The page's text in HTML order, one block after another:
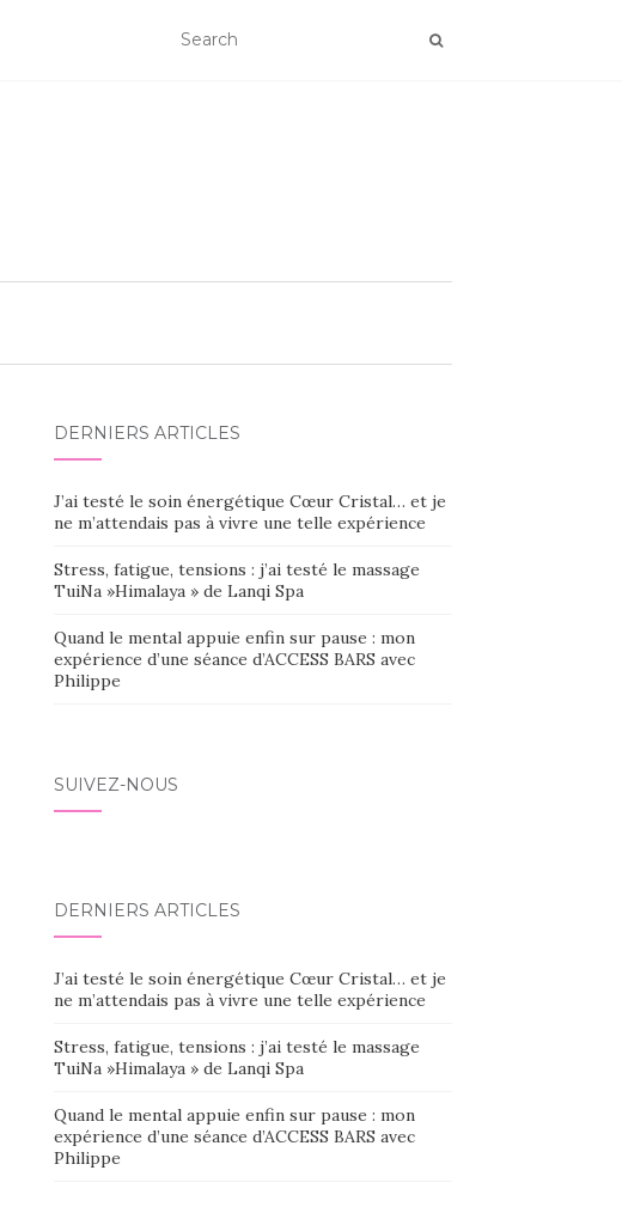
DERNIERS ARTICLES
J’ai testé le soin énergétique Cœur Cristal… et je
ne m’attendais pas à vivre une telle expérience
Stress, fatigue, tensions : j’ai testé le massage
TuiNa »Himalaya » de Lanqi Spa
Quand le mental appuie enfin sur pause : mon
expérience d’une séance d’ACCESS BARS avec
Philippe
SUIVEZ-NOUS
DERNIERS ARTICLES
J’ai testé le soin énergétique Cœur Cristal… et je
ne m’attendais pas à vivre une telle expérience
Stress, fatigue, tensions : j’ai testé le massage
TuiNa »Himalaya » de Lanqi Spa
Quand le mental appuie enfin sur pause : mon
expérience d’une séance d’ACCESS BARS avec
Philippe